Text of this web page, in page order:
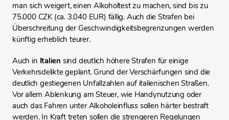
man sich weigert, einen Alkoholtest zu machen, sind bis zu
75.000 CZK (ca. 3.040 EUR) fällig. Auch die Strafen bei
Überschreitung der Geschwindigkeitsbegrenzungen werden
künftig erheblich teurer.
Auch in Italien sind deutlich höhere Strafen für einige
Verkehrsdelikte geplant. Grund der Verschärfungen sind die
deutlich gestiegenen Unfallzahlen auf italienischen Straßen.
Vor allem Ablenkung am Steuer, wie Handynutzung oder
auch das Fahren unter Alkoholeinfluss sollen härter bestraft
werden. In Kraft treten sollen die strengeren Regelungen